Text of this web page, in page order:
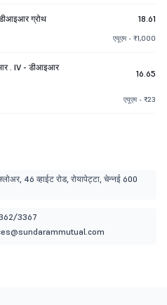
ग्रोथ 18.61
एयूएम - ₹1,000
. IV - डीआइआर
16.65
एयूएम - ₹23
46 व्हाईट रोड, रोयापेट्टा, चेन्नई 600
3367